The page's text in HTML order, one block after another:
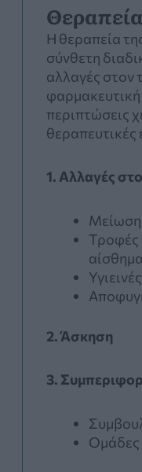
Θεραπεία
Η θεραπεία
σύνθετη
αλλαγές στον
περιπτώσεις
θεραπευτικές
1. Αλλαγές
Μείωση
Τροφές
2. Άσκηση
3.
Ομάδες